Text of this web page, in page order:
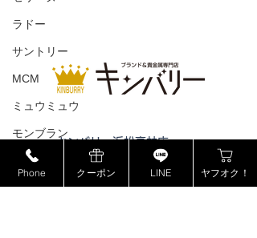
ラドー
サントリー
MCM
ミュウミュウ
モンブラン
ドルチェ＆ガッバーナ
カシオ
キンバリー浜松高林店
キンバリー静岡ＳＢＳ通り店
キンバリー藤枝インター店
Phone クーポン LINE ヤフオク！